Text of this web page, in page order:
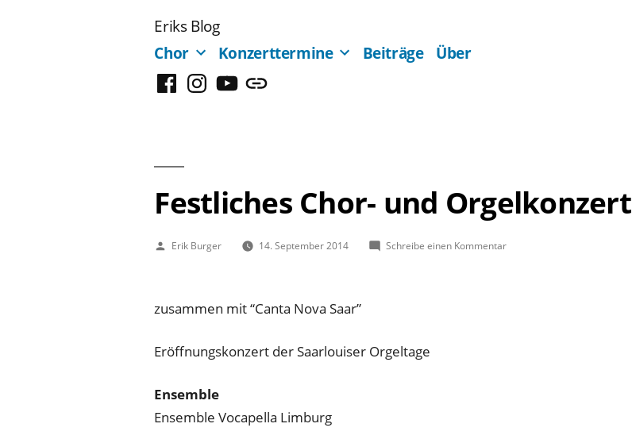
Eriks Blog
Chor
Konzerttermine Beiträge Über
FacebookInstagram
YouTubeMastodon
Festliches Chor- und Orgelkonzert
Veröffentlicht
Erik Burger 14. September 2014 Schreibe einen Kommentarzu
zusammen mit “Canta Nova Saar”
Eröffnungskonzert der Saarlouiser Orgeltage
Ensemble
Ensemble Vocapella Limburg